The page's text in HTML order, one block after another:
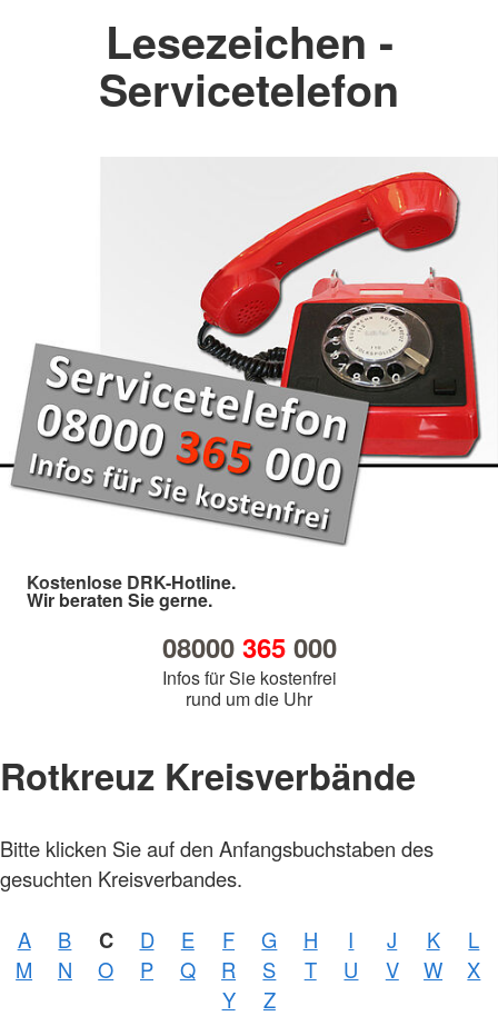
Lesezeichen -
Servicetelefon
Kostenlose DRK-Hotline.
Wir beraten Sie gerne.
08000 365000
Infos für Sie kostenfrei
rund um die Uhr
Rotkreuz Kreisverbände
Bitte klicken Sie auf den Anfangsbuchstaben des
gesuchten Kreisverbandes.
A B C D E F G H I J K
L
M
N O P Q R S T U V W
X
Y
Z
Foto: